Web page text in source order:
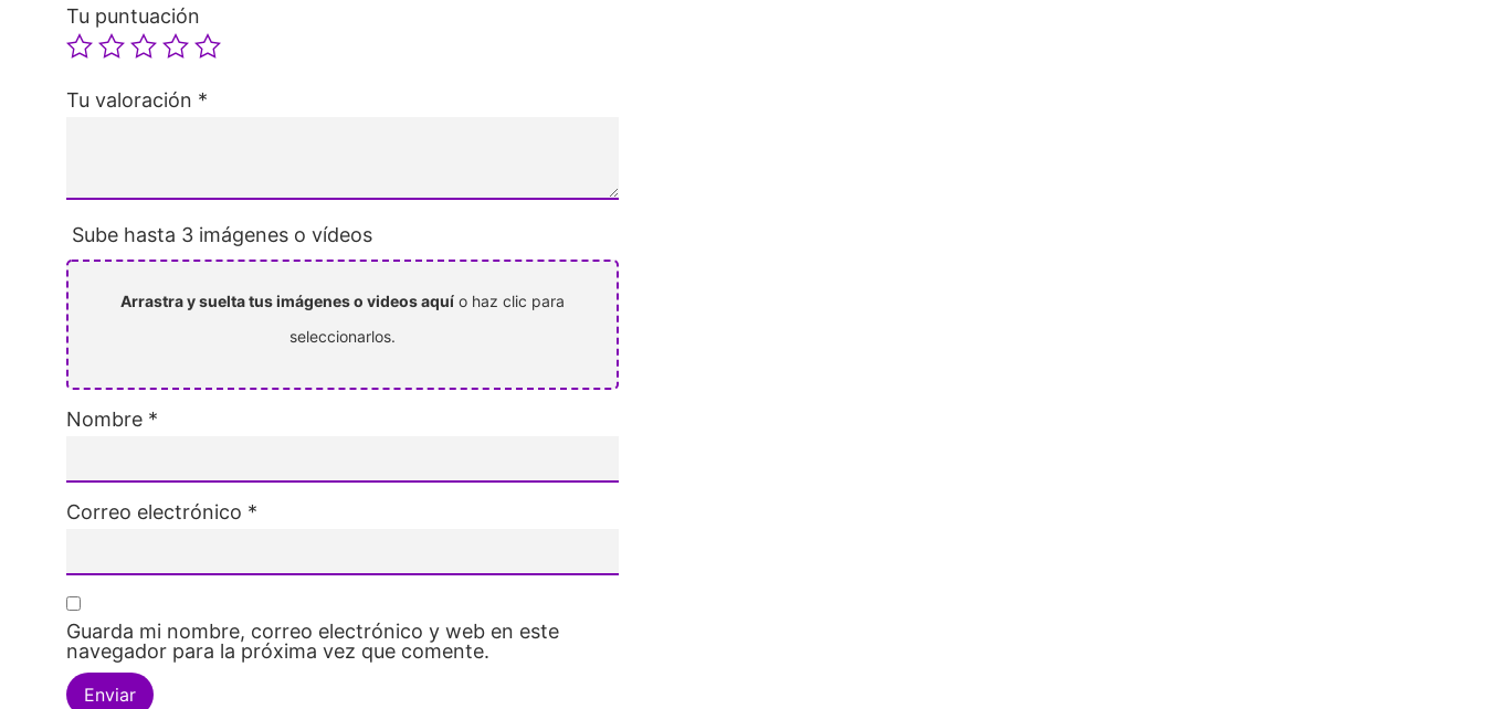
Tu puntuación
Tu valoración *
Sube hasta 3 imágenes o vídeos
Arrastra y suelta tus imágenes o videos aquí o haz clic para
seleccionarlos.
Nombre *
Correo electrónico *
Guarda mi nombre, correo electrónico y web en este
navegador para la próxima vez que comente.